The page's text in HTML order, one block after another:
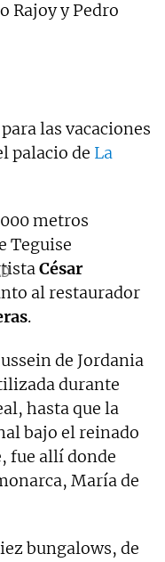
Rajoy y Pedro
las vacaciones
palacio de La
metros
Teguise
César
al restaurador
.
de Jordania
durante
hasta que la
bajo el reinado
fue allí donde
María de
bungalows, de